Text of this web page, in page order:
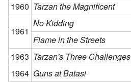
1960 Tarzan the Magnificent
1961
No Kidding
Flame in the Streets
1963 Tarzan's Three Challenges
1964 Guns at Batasi